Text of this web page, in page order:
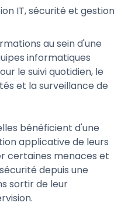
IT, sécurité et gestion
au sein d'une
informatiques
le suivi quotidien, le
et la surveillance de
bénéficient d'une
applicative de leurs
certaines menaces et
depuis une
sortir de leur